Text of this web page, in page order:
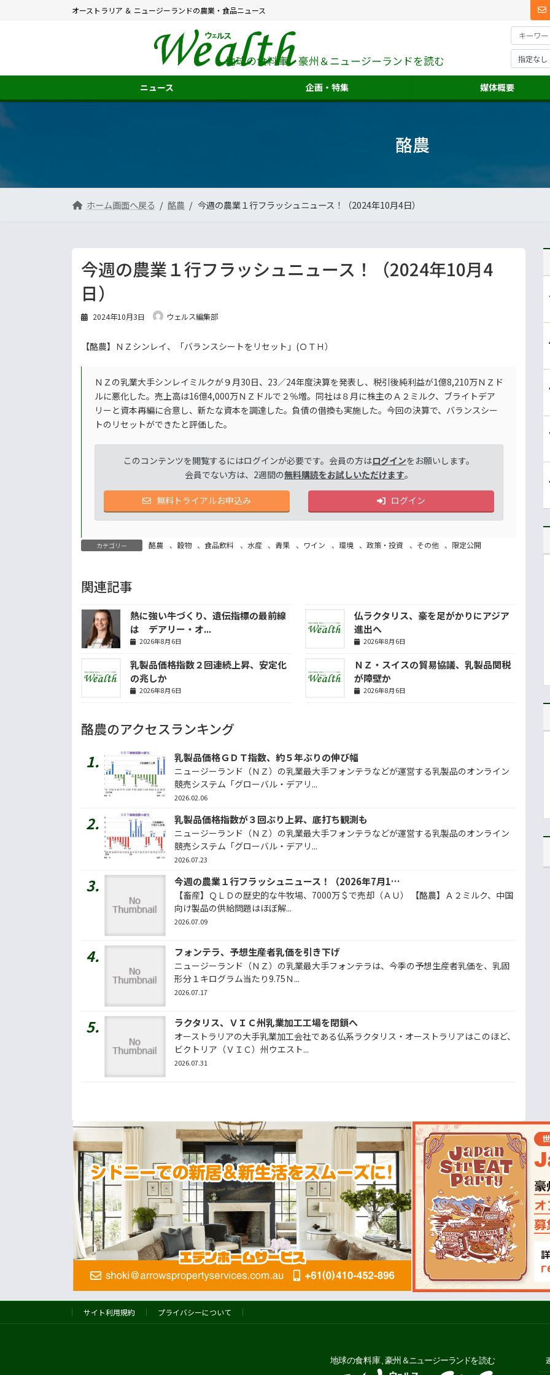
オーストラリア ＆ ニュージーランドの農業・食品ニュース
地球の食料庫、豪州＆ニュージーランドを読む
ニュース 企画・特集 媒体概要
酪農
ホーム画面へ戻る 酪農 今週の農業１行フラッシュニュース！（2024年10月4日）
今週の農業１行フラッシュニュース！（2024年10月4
日）
2024年10月3日 ウェルス編集部
【酪農】ＮＺシンレイ、「バランスシートをリセット」(ＯＴＨ）
ＮＺの乳業大手シンレイミルクが９月30日、23／24年度決算を発表し、税引後純利益が1億8,210万ＮＺド
ルに悪化した。売上高は16億4,000万ＮＺドルで２％増。同社は８月に株主のＡ２ミルク、ブライトデア
リーと資本再編に合意し、新たな資本を調達した。負債の借換も実施した。今回の決算で、バランスシー
トのリセットができたと評価した。
このコンテンツを閲覧するにはログインが必要です。会員の方はログインをお願いします。
会員でない方は、2週間の無料購読をお試しいただけます。
無料トライアルお申込み ログイン
カテゴリー 酪農 、 穀物 、食品飲料 、 水産 、 青果 、 ワイン 、 環境 、政策・投資 、 その他 、 限定公開
関連記事
熱に強い牛づくり、遺伝指標の最前線
は デアリー・オ...
2026年8月6日
仏ラクタリス、豪を足がかりにアジア
進出へ
2026年8月6日
乳製品価格指数２回連続上昇、安定化
の兆しか
2026年8月6日
ＮＺ・スイスの貿易協議、乳製品関税
が障壁か
2026年8月6日
酪農のアクセスランキング
乳製品価格ＧＤＴ指数、約５年ぶりの伸び幅
ニュージーランド（ＮＺ）の乳業最大手フォンテラなどが運営する乳製品のオンライン
競売システム「グローバル・デアリ...
2026.02.06
乳製品価格指数が３回ぶり上昇、底打ち観測も
ニュージーランド（ＮＺ）の乳業最大手フォンテラなどが運営する乳製品のオンライン
競売システム「グローバル・デアリ...
2026.07.23
今週の農業１行フラッシュニュース！（2026年7月10日）
【畜産】ＱＬＤの歴史的な牛牧場、7000万＄で売却（ＡＵ） 【酪農】Ａ２ミルク、中国
向け製品の供給問題はほぼ解...
2026.07.09
フォンテラ、予想生産者乳価を引き下げ
ニュージーランド（ＮＺ）の乳業最大手フォンテラは、今季の予想生産者乳価を、乳固
形分１キログラム当たり9.75Ｎ...
2026.07.17
ラクタリス、ＶＩＣ州乳業加工工場を閉鎖へ
オーストラリアの大手乳業加工会社である仏系ラクタリス・オーストラリアはこのほど、
ビクトリア（ＶＩＣ）州ウエスト...
2026.07.31
サイト利用規約 プライバシーについて